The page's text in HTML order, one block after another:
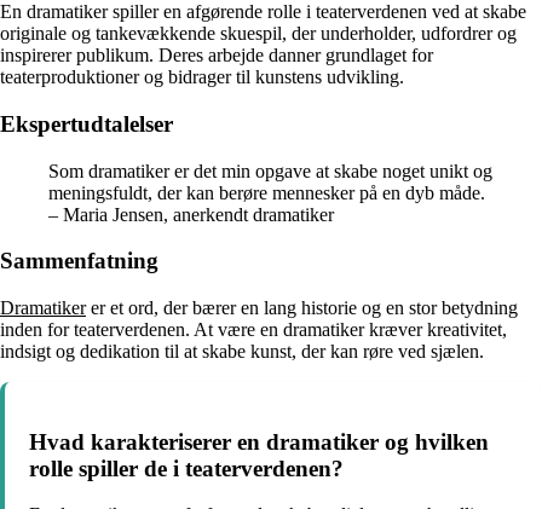
En dramatiker spiller en afgørende rolle i teaterverdenen ved at skabe
originale og tankevækkende skuespil, der underholder, udfordrer og
inspirerer publikum. Deres arbejde danner grundlaget for
teaterproduktioner og bidrager til kunstens udvikling.
Ekspertudtalelser
Som dramatiker er det min opgave at skabe noget unikt og
meningsfuldt, der kan berøre mennesker på en dyb måde.
– Maria Jensen, anerkendt dramatiker
Sammenfatning
Dramatikerer et ord, der bærer en lang historie og en stor betydning
inden for teaterverdenen. At være en dramatiker kræver kreativitet,
indsigt og dedikation til at skabe kunst, der kan røre ved sjælen.
Hvad karakteriserer en dramatiker og hvilken
rolle spiller de i teaterverdenen?